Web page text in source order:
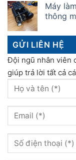
Máy
thông
GỬI LIÊN HỆ
Đội ngũ nhân viên
giúp trả lời tất cả